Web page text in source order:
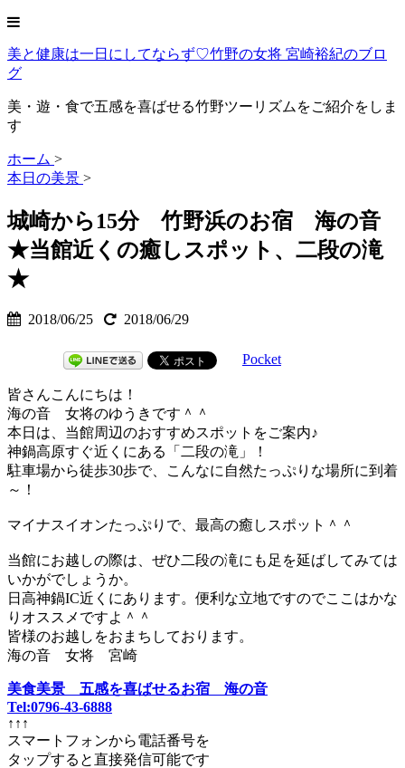
美と健康は一日にしてならず♡竹野の女将 宮崎裕紀のブロ
グ
美・遊・食で五感を喜ばせる竹野ツーリズムをご紹介をしま
す
ホーム >
本日の美景 >
城崎から15分 竹野浜のお宿 海の音
★当館近くの癒しスポット、二段の滝
★
2018/06/25 2018/06/29
Pocket
皆さんこんにちは！
海の音 女将のゆうきです＾＾
本日は、当館周辺のおすすめスポットをご案内♪
神鍋高原すぐ近くにある「二段の滝」！
駐車場から徒歩30歩で、こんなに自然たっぷりな場所に到着
～！
マイナスイオンたっぷりで、最高の癒しスポット＾＾
当館にお越しの際は、ぜひ二段の滝にも足を延ばしてみては
いかがでしょうか。
日高神鍋IC近くにあります。便利な立地ですのでここはかな
りオススメですよ＾＾
皆様のお越しをおまちしております。
海の音 女将 宮崎
美食美景 五感を喜ばせるお宿 海の音
Tel:0796-43-6888
↑↑↑
スマートフォンから電話番号を
タップすると直接発信可能です